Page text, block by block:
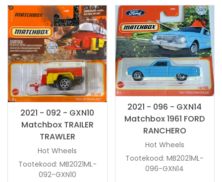
2021 - 092 - GXN10
Matchbox TRAILER
TRAWLER
Hot Wheels
Tootekood: MB2021ML-
092-GXN10
2021 - 096 - GXN14
Matchbox 1961 FORD
RANCHERO
Hot Wheels
Tootekood: MB2021ML-
096-GXN14